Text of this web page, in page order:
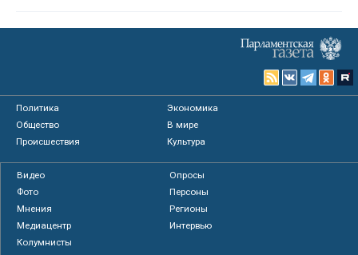
Политика
Экономика
Общество
В мире
Происшествия
Культура
Видео
Опросы
Фото
Персоны
Мнения
Регионы
Медиацентр
Интервью
Колумнисты